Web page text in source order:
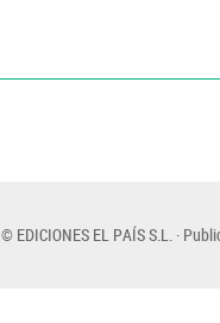
© EDICIONES EL PAÍS S.L.